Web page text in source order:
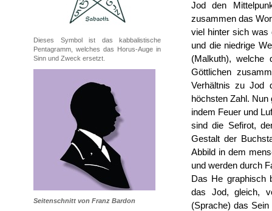
Dieses Symbol ist das kabbalistische
Pentagramm, welches das Horus-Auge in
Sinn und Zweck ersetzt.
Seitenschnitt von Franz Bardon
Jod den
zusammen das
viel hinter sich was
und die niedrige
(Malkuth), welche
Göttlichen
Verhältnis zu Jod
höchsten Zahl.
indem Feuer und
sind die Sefirot,
Gestalt der
Abbild in dem
und werden durch
Das He graphisch
das Jod, gleich,
(Sprache) das